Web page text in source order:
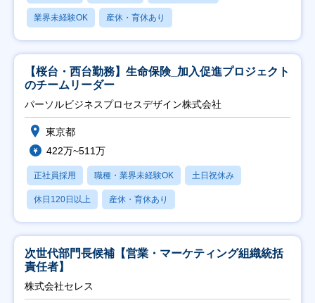
業界未経験OK 産休・育休あり
【桜台・西台勤務】生命保険_加入促進プロジェクト
のチームリーダー
パーソルビジネスプロセスデザイン株式会社
東京都
422万~511万
正社員採用 職種・業界未経験OK 土日祝休み
休日120日以上 産休・育休あり
次世代部門長候補【営業・マーケティング組織統括
責任者】
株式会社セレス